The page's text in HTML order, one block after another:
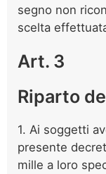
segno non
scelta
Art. 3
Riparto
1. Ai soggetti
presente
mille a loro